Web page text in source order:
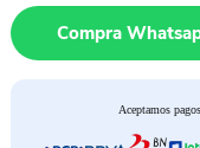
Compra
Aceptamos